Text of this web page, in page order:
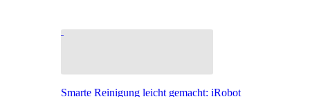
Smarte Reinigung leicht gemacht: iRobot